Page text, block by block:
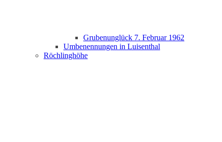
Grubenunglück 7. Februar 1962
Umbenennungen in Luisenthal
Röchlinghöhe